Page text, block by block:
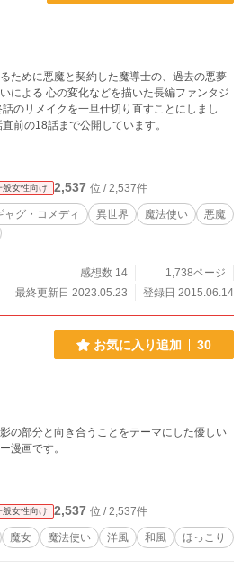
ために悪魔と契約した魔導士の、過去の悪夢
による 心の変化などを描いた長編ファンタジ
前の18話まで公開しています。
般女性向け 2,537 位 / 2,537件
ャグ・コメディ 異世界 魔法使い
悪魔
感想数 14
1,738ページ
最終更新日 2023.05.23
登録日 2015.06.14
お気に入り追加 30
の部分と向き合うことをテーマにした優しい
漫画です。
般女性向け 2,537 位 / 2,537件
魔女 魔法使い 洋風 和風 ほっこり